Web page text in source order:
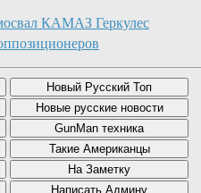
КАМАЗ Геркулес